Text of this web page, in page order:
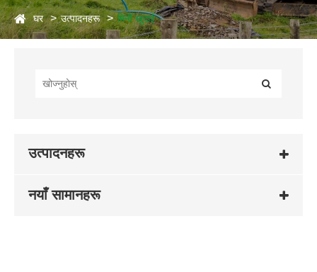
घर उत्पादनहरू मिनी खुदाई
उत्पादनहरू
नयाँ सामानहरू